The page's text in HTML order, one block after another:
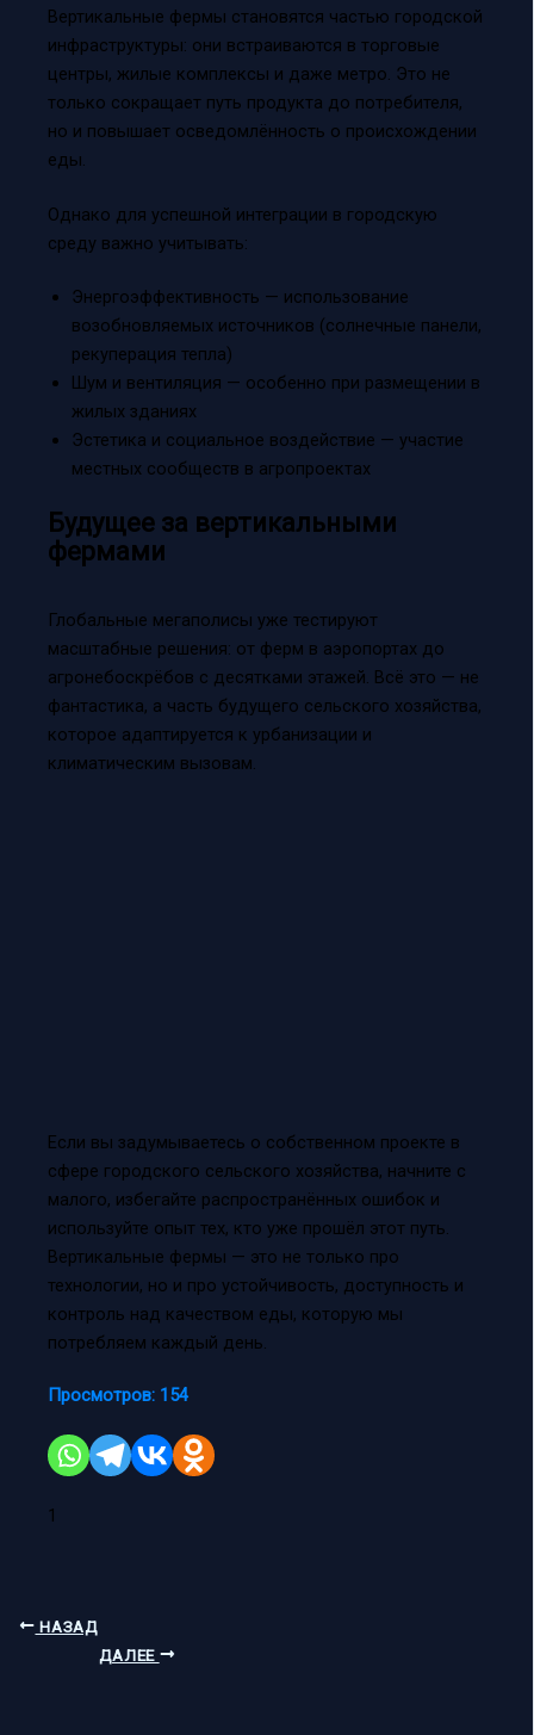
Вертикальные фермы становятся частью городской
инфраструктуры: они встраиваются в торговые
центры, жилые комплексы и даже метро. Это не
только сокращает путь продукта до потребителя,
но и повышает осведомлённость о происхождении
еды.
Однако для успешной интеграции в городскую
среду важно учитывать:
Энергоэффективность — использование
возобновляемых источников (солнечные панели,
рекуперация тепла)
Шум и вентиляция — особенно при размещении в
жилых зданиях
Эстетика и социальное воздействие — участие
местных сообществ в агропроектах
Будущее за вертикальными
фермами
Глобальные мегаполисы уже тестируют
масштабные решения: от ферм в аэропортах до
агронебоскрёбов с десятками этажей. Всё это — не
фантастика, а часть будущего сельского хозяйства,
которое адаптируется к урбанизации и
климатическим вызовам.
Если вы задумываетесь о собственном проекте в
сфере городского сельского хозяйства, начните с
малого, избегайте распространённых ошибок и
используйте опыт тех, кто уже прошёл этот путь.
Вертикальные фермы — это не только про
технологии, но и про устойчивость, доступность и
контроль над качеством еды, которую мы
потребляем каждый день.
Просмотров: 154
1
НАЗАД
ДАЛЕЕ